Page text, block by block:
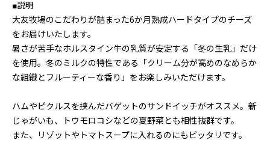
■説明
大友牧場のこだわりが詰まった6か月熟成ハードタイプのチーズ
をお届けいたします。
暑さが苦手なホルスタイン牛の乳質が安定する「冬の生乳」だけ
を使用。冬のミルクの特性である「クリーム分が高めのなめらか
な組織とフルーティーな香り」をお楽しみいただけます。
ハムやピクルスを挟んだバゲットのサンドイッチがオススメ。新
じゃがいも、トウモロコシなどの夏野菜とも相性抜群です。
また、リゾットやトマトスープに入れるのにもピッタリです。